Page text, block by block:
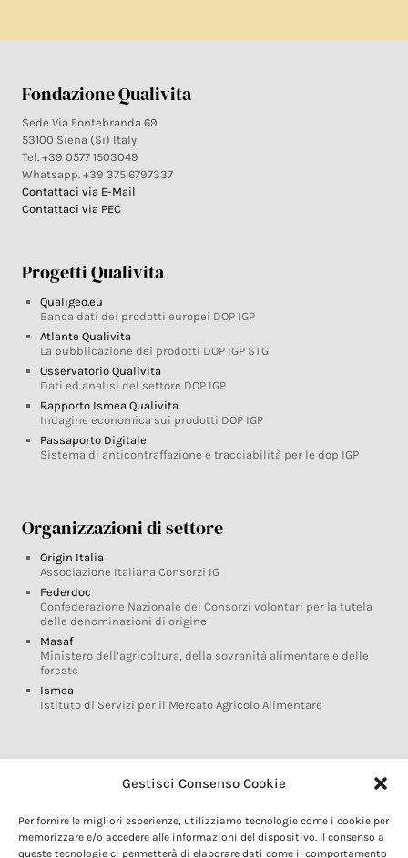
Gestisci Consenso Cookie
Per fornire le migliori esperienze, utilizziamo tecnologie come i cookie per
memorizzare e/o accedere alle informazioni del dispositivo. Il consenso a
queste tecnologie ci permetterà di elaborare dati come il comportamento
Fondazione Qualivita
Sede Via Fontebranda 69
53100 Siena (Si) Italy
Tel. +39 0577 1503049
Whatsapp. +39 375 6797337
Contattaci via E-Mail
Contattaci via PEC
Progetti Qualivita
Qualigeo.eu
Banca dati dei prodotti europei DOP IGP
Atlante Qualivita
La pubblicazione dei prodotti DOP IGP STG
Osservatorio Qualivita
Dati ed analisi del settore DOP IGP
Rapporto Ismea Qualivita
Indagine economica sui prodotti DOP IGP
Passaporto Digitale
Sistema di anticontraffazione e tracciabilità per le dop IGP
Organizzazioni di settore
Origin Italia
Associazione Italiana Consorzi IG
Federdoc
Confederazione Nazionale dei Consorzi volontari per la tutela
delle denominazioni di origine
Masaf
Ministero dell’agricoltura, della sovranità alimentare e delle
foreste
Ismea
Istituto di Servizi per il Mercato Agricolo Alimentare
Glossario DOP IGP
Marchi DOP IGP
Normativa prodotti DOP IGP